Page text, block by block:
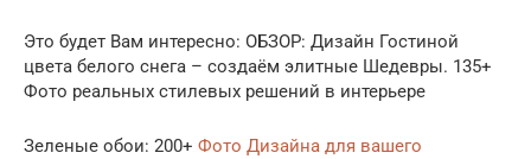
Это будет Вам интересно: ОБЗОР: Дизайн Гостиной
цвета белого снега – создаём элитные Шедевры. 135+
Фото реальных стилевых решений в интерьере
Зеленые обои: 200+ Фото Дизайна для вашего